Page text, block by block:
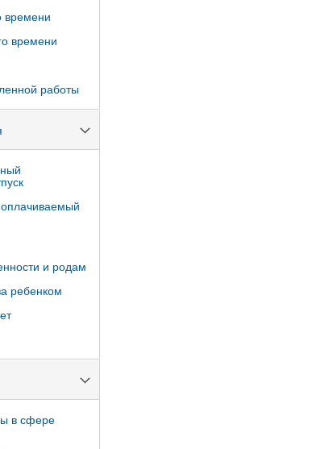
времени
времени
работы
и родам
ребенком
в сфере